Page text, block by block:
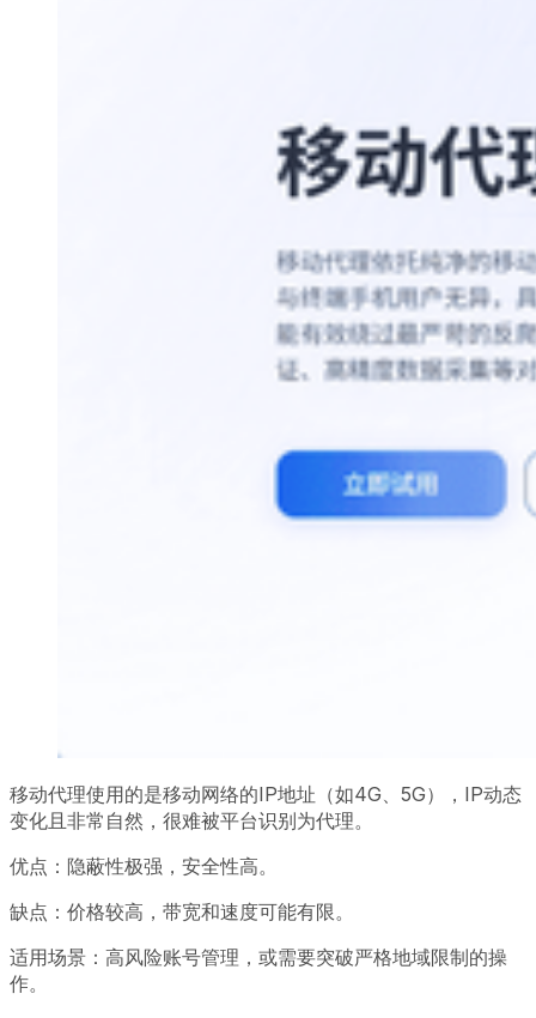
移动代理使用的是移动网络的IP地址（如4G、5G），IP动态
变化且非常自然，很难被平台识别为代理。
优点：隐蔽性极强，安全性高。
缺点：价格较高，带宽和速度可能有限。
适用场景：高风险账号管理，或需要突破严格地域限制的操
作。